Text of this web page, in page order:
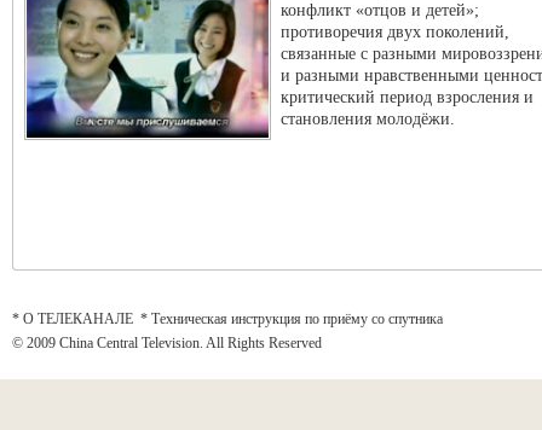
конфликт «отцов и детей»;
противоречия двух поколений,
связанные с разными
и разными нравственными
критический период взросления и
становления молодёжи.
* О ТЕЛЕКАНАЛЕ * Техническая инструкция по приёму со спутника
© 2009 China Central Television. All Rights Reserved